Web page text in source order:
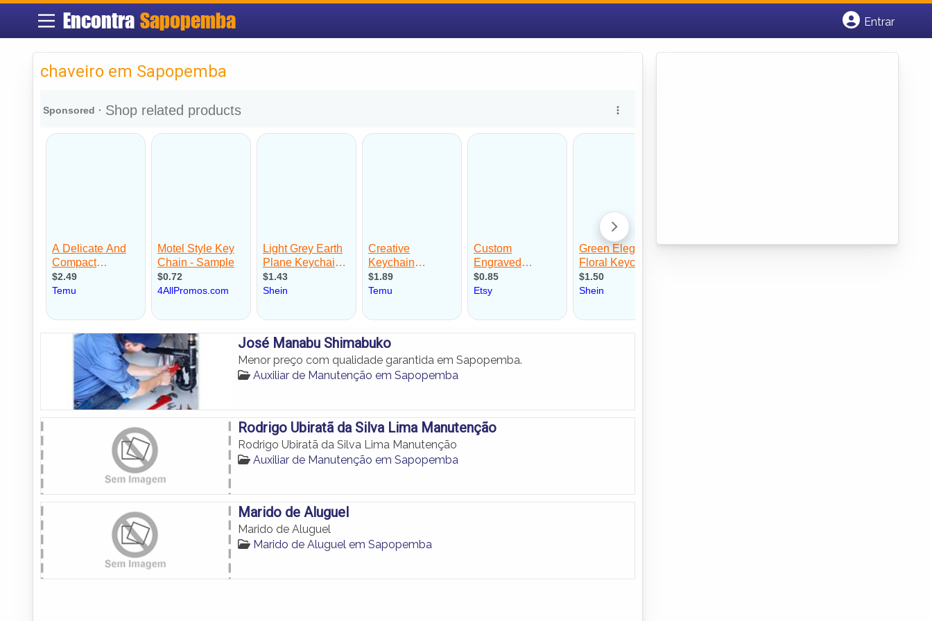
Encontra Sapopemba
Entrar
chaveiro em Sapopemba
José Manabu Shimabuko
Menor preço com qualidade garantida em Sapopemba.
Auxiliar de Manutenção em Sapopemba
Rodrigo Ubiratã da Silva Lima Manutenção
Rodrigo Ubiratã da Silva Lima Manutenção
Auxiliar de Manutenção em Sapopemba
Marido de Aluguel
Marido de Aluguel
Marido de Aluguel em Sapopemba